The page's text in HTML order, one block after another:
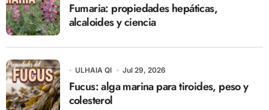
Fumaria: propiedades hepáticas,
alcaloides y ciencia
ULHAIA QI Jul 29, 2026
Fucus: alga marina para tiroides, peso y
colesterol